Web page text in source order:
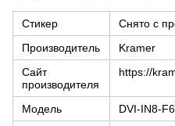
Стикер
Снято с
Производитель
Kramer
Сайт
производителя
https://
Модель
DVI-IN8-